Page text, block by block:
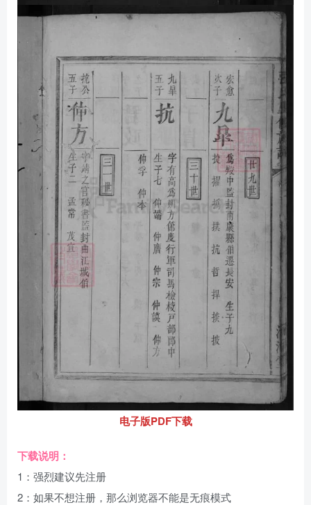
电子版PDF下载
下载说明：
1：强烈建议先注册
2：如果不想注册，那么浏览器不能是无痕模式